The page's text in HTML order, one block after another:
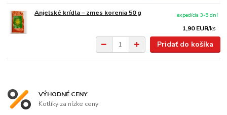
Anjelské krídla – zmes korenia 50 g
1,90 EUR/ks
expedícia 3-5 dní
Pridať do košíka
VÝHODNÉ CENY
Kotlíky za nízke ceny